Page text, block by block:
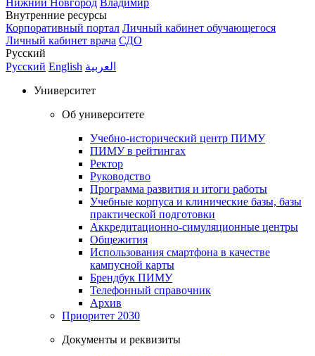
Внутренние ресурсы
Корпоративный портал Личный кабинет обучающегося
Личный кабинет врача СДО
Русский
Русский English العربية
Университет
Об университете
Учебно-исторический центр ПИМУ
ПИМУ в рейтингах
Ректор
Руководство
Программа развития и итоги работы
Учебные корпуса и клинические базы, базы
практической подготовки
Аккредитационно-симуляционные центры
Общежития
Использования смартфона в качестве
кампусной карты
Брендбук ПИМУ
Телефонный справочник
Архив
Приоритет 2030
Документы и реквизиты